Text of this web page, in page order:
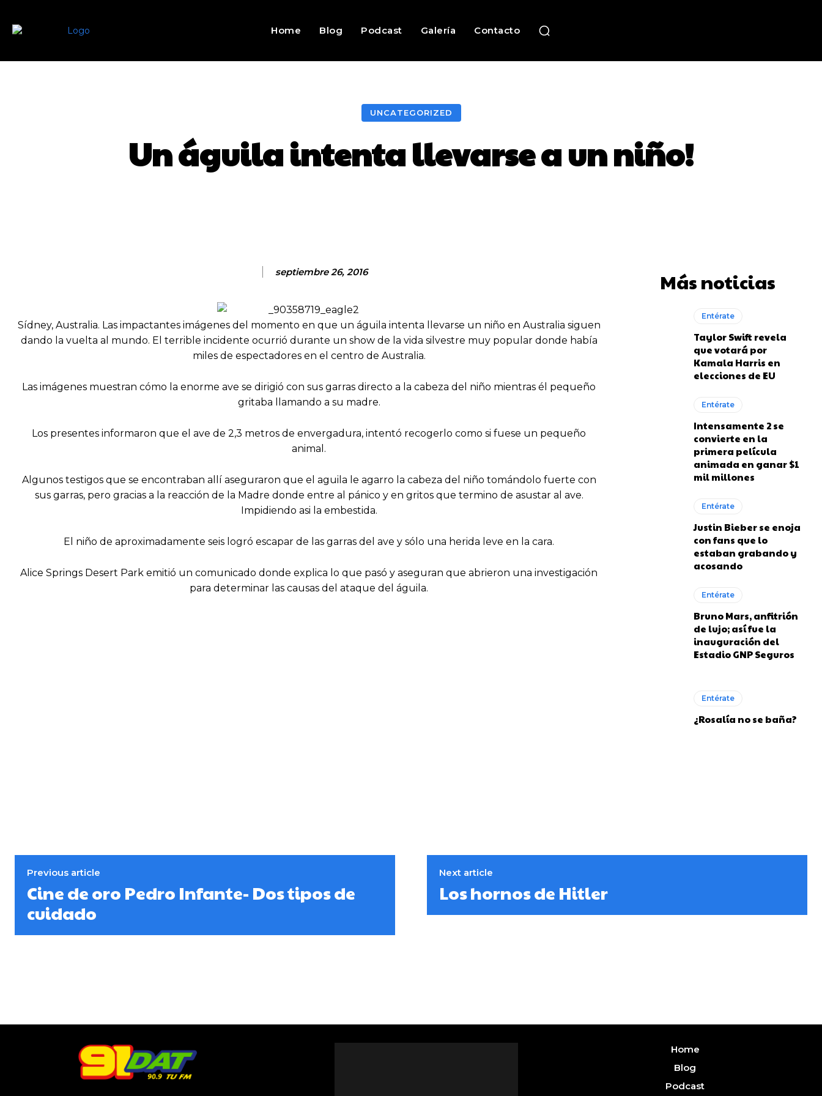
Home Blog Podcast Galería Contacto
UNCATEGORIZED
Un águila intenta llevarse a un niño!
septiembre 26, 2016
Sídney, Australia. Las impactantes imágenes del momento en que un águila intenta llevarse un niño en Australia siguen
dando la vuelta al mundo. El terrible incidente ocurrió durante un show de la vida silvestre muy popular donde había
miles de espectadores en el centro de Australia.
Las imágenes muestran cómo la enorme ave se dirigió con sus garras directo a la cabeza del niño mientras él pequeño
gritaba llamando a su madre.
Los presentes informaron que el ave de 2,3 metros de envergadura, intentó recogerlo como si fuese un pequeño
animal.
Algunos testigos que se encontraban allí aseguraron que el aguila le agarro la cabeza del niño tomándolo fuerte con
sus garras, pero gracias a la reacción de la Madre donde entre al pánico y en gritos que termino de asustar al ave.
Impidiendo asi la embestida.
El niño de aproximadamente seis logró escapar de las garras del ave y sólo una herida leve en la cara.
Alice Springs Desert Park emitió un comunicado donde explica lo que pasó y aseguran que abrieron una investigación
para determinar las causas del ataque del águila.
Más noticias
Entérate
Taylor Swift revela
que votará por
Kamala Harris en
elecciones de EU
Entérate
Intensamente 2 se
convierte en la
primera película
animada en ganar $1
mil millones
Entérate
Justin Bieber se enoja
con fans que lo
estaban grabando y
acosando
Entérate
Bruno Mars, anfitrión
de lujo; así fue la
inauguración del
Estadio GNP Seguros
Entérate
¿Rosalía no se baña?
Previous article
Cine de oro Pedro Infante- Dos tipos de
cuidado
Next article
Los hornos de Hitler
Home
Blog
Podcast